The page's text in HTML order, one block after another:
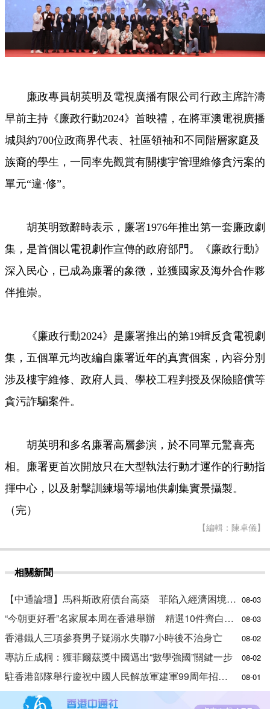
廉政專員胡英明及電視廣播有限公司行政主席許濤
早前主持《廉政行動2024》首映禮，在將軍澳電視廣播
城與約700位政商界代表、社區領袖和不同階層家庭及
族裔的學生，一同率先觀賞有關樓宇管理維修貪污案的
單元“違·修”。
胡英明致辭時表示，廉署1976年推出第一套廉政劇
集，是首個以電視劇作宣傳的政府部門。《廉政行動》
深入民心，已成為廉署的象徵，並獲國家及海外合作夥
伴推崇。
《廉政行動2024》是廉署推出的第19輯反貪電視劇
集，五個單元均改編自廉署近年的真實個案，內容分別
涉及樓宇維修、政府人員、學校工程判授及保險賠償等
貪污詐騙案件。
胡英明和多名廉署高層參演，於不同單元驚喜亮
相。廉署更首次開放只在大型執法行動才運作的行動指
揮中心，以及射擊訓練場等場地供劇集實景攝製。
（完）
【編輯：陳卓儀】
相關新聞
【中通論壇】馬科斯政府債台高築 菲陷入經濟困境與南海對抗惡循環？ 08-03
“今朝更好看”名家展本周在香港舉辦 精選10件齊白石作品 08-03
香港鐵人三項參賽男子疑溺水失聯7小時後不治身亡 08-02
專訪丘成桐：獲菲爾茲獎中國邁出“數學強國”關鍵一步 08-02
駐香港部隊舉行慶祝中國人民解放軍建軍99周年招待會 08-01